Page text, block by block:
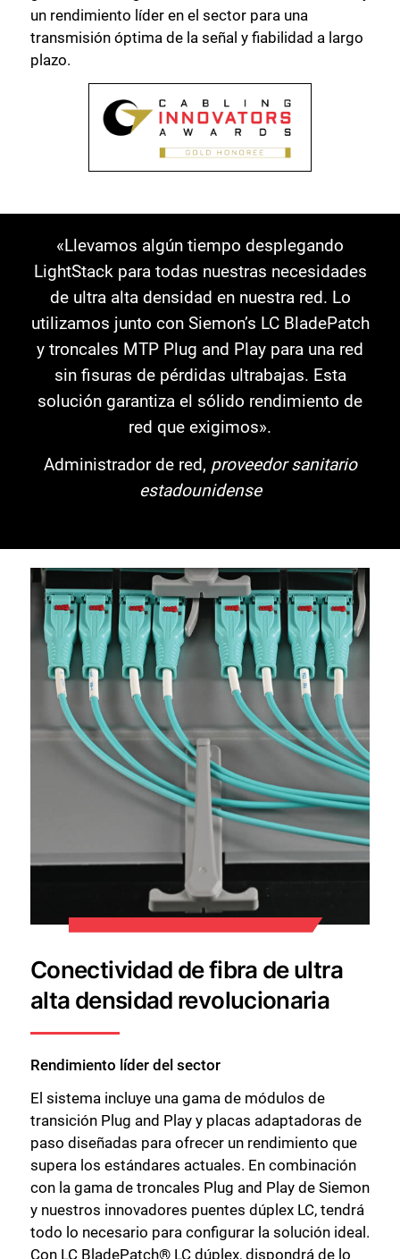
un rendimiento líder en el sector para una
transmisión óptima de la señal y fiabilidad a largo
plazo.
«Llevamos algún tiempo desplegando
LightStack para todas nuestras necesidades
de ultra alta densidad en nuestra red. Lo
utilizamos junto con Siemon’s LC BladePatch
y troncales MTP Plug and Play para una red
sin fisuras de pérdidas ultrabajas. Esta
solución garantiza el sólido rendimiento de
red que exigimos».
Administrador de red, proveedor sanitario
estadounidense
Conectividad de fibra de ultra
alta densidad revolucionaria
Rendimiento líder del sector
El sistema incluye una gama de módulos de
transición Plug and Play y placas adaptadoras de
paso diseñadas para ofrecer un rendimiento que
supera los estándares actuales. En combinación
con la gama de troncales Plug and Play de Siemon
y nuestros innovadores puentes dúplex LC, tendrá
todo lo necesario para configurar la solución ideal.
Con LC BladePatch® LC dúplex, dispondrá de lo